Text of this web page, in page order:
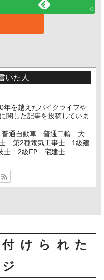
0
いた人
年を越えたバイクライフや
関した記事を投稿していま
普通自動車 普通二輪 大
第2種電気工事士 1級建
士 2級FP 宅建士
けられた